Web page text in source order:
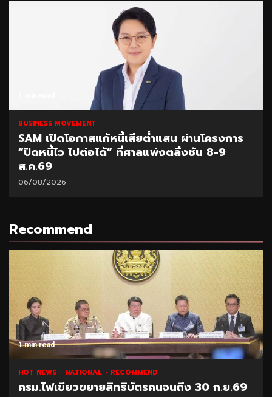
BUSINESS MOVEMENT
SAM เปิดโอกาสแก้หนี้เสียต่ำแสน ผ่านโครงการ
“ปิดหนี้ไว ไปต่อได้” ที่ศาลแพ่งตลิ่งชัน 8-9
ส.ค.69
06/08/2026
Recommend
1 min read
HOT NEWS NATIONAL RECOMMEND
ครม.ไฟเขียวขยายสิทธิบัตรคนจนถึง 30 ก.ย.69